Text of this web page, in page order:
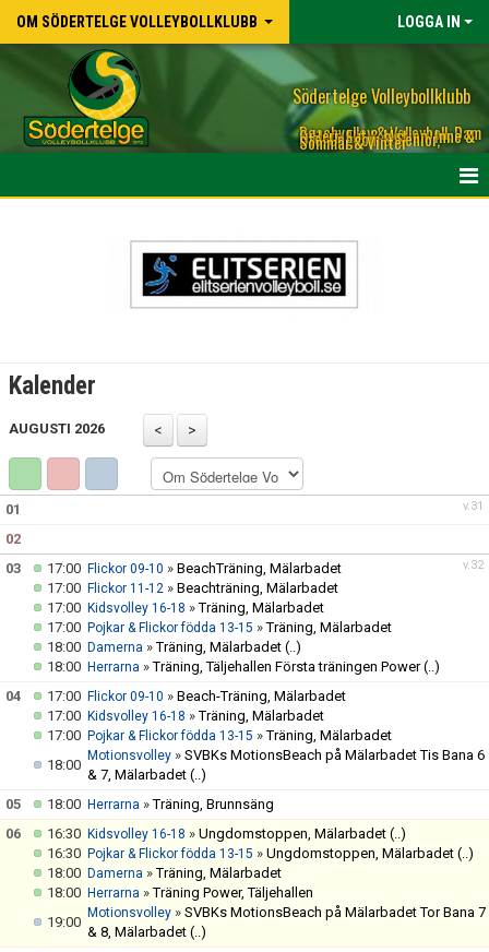
OM SÖDERTELGE VOLLEYBOLLKLUBB LOGGA IN
Södertelge Volleybollklubb
Beachvolley & Volleyboll, Dam
& Herr, Elit & Motion, Inne &
Ute, Ungdom & Senior,
Sommar & Vinter
FUNKTIONÄRSLISTA MATCHER, KIOSK M.M.
DOKUMENT & BLANKETTER
SPONSORER
BÖRJA SPELA, AVGIFTER, BLI MEDLEM
Kalender
AUGUSTI 2026
v.31
01
02
v.32
03 17:00 Flickor 09-10 » BeachTräning, Mälarbadet
17:00 Flickor 11-12 » Beachträning, Mälarbadet
17:00 Kidsvolley 16-18 »Träning, Mälarbadet
17:00 Pojkar & Flickor födda 13-15 »Träning, Mälarbadet
18:00 Damerna »Träning, Mälarbadet (..)
18:00 Herrarna »Träning, Täljehallen Första träningen Power (..)
04
17:00 Flickor 09-10 » Beach-Träning, Mälarbadet
17:00 Kidsvolley 16-18 »Träning, Mälarbadet
17:00 Pojkar & Flickor födda 13-15 »Träning, Mälarbadet
18:00
Motionsvolley » SVBKs MotionsBeach på Mälarbadet Tis Bana 6
& 7, Mälarbadet (..)
05
18:00 Herrarna »Träning, Brunnsäng
06
16:30 Kidsvolley 16-18 » Ungdomstoppen, Mälarbadet (..)
16:30 Pojkar & Flickor födda 13-15 » Ungdomstoppen, Mälarbadet (..)
18:00 Damerna »Träning, Mälarbadet
18:00 Herrarna »Träning Power, Täljehallen
19:00
Motionsvolley » SVBKs MotionsBeach på Mälarbadet Tor Bana 7
& 8, Mälarbadet (..)